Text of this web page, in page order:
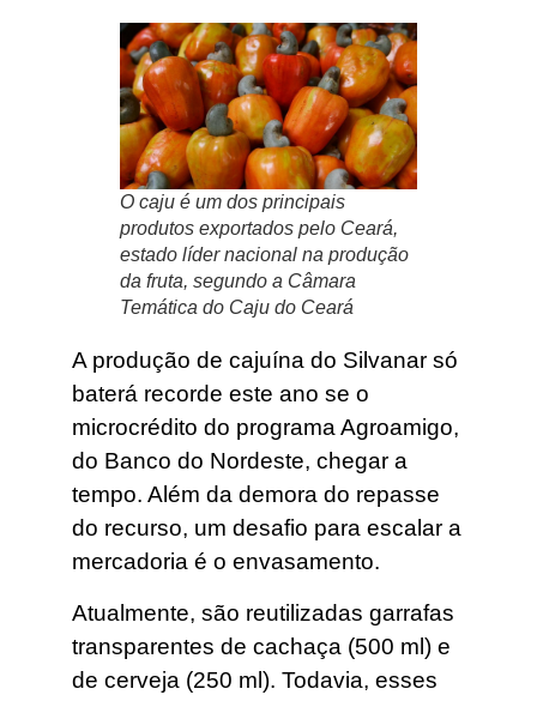
O caju é um dos principais
produtos exportados pelo Ceará,
estado líder nacional na produção
da fruta, segundo a Câmara
Temática do Caju do Ceará
A produção de cajuína do Silvanar só
baterá recorde este ano se o
microcrédito do programa Agroamigo,
do Banco do Nordeste, chegar a
tempo. Além da demora do repasse
do recurso, um desafio para escalar a
mercadoria é o envasamento.
Atualmente, são reutilizadas garrafas
transparentes de cachaça (500 ml) e
de cerveja (250 ml). Todavia, esses